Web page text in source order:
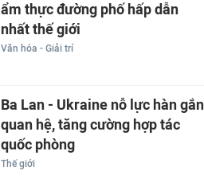
ẩm thực đường phố hấp dẫn
nhất thế giới
Văn hóa - Giải trí
Ba Lan - Ukraine nỗ lực hàn gắn
quan hệ, tăng cường hợp tác
quốc phòng
Thế giới